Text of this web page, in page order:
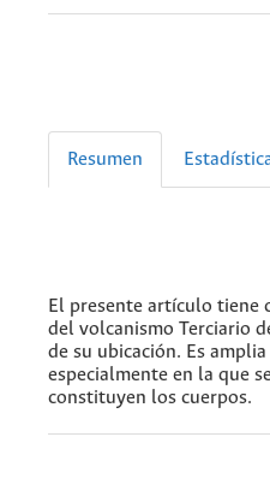
Resumen
El presente artículo tiene
del volcanismo Terciario
de su ubicación. Es
especialmente en la que
constituyen los cuerpos.